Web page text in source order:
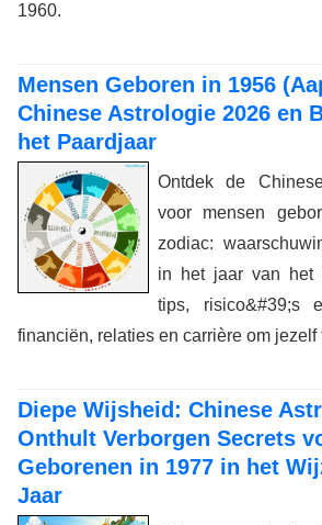
1960.
Mensen Geboren in 1956
Chinese Astrologie 2026 en
het Paardjaar
Ontdek de
voor mensen
zodiac:
in het jaar van het
tips, risico&#39;s
financiën, relaties en carrière om jezelf
Diepe Wijsheid: Chinese
Onthult Verborgen Secrets
Geborenen in 1977 in het
Jaar